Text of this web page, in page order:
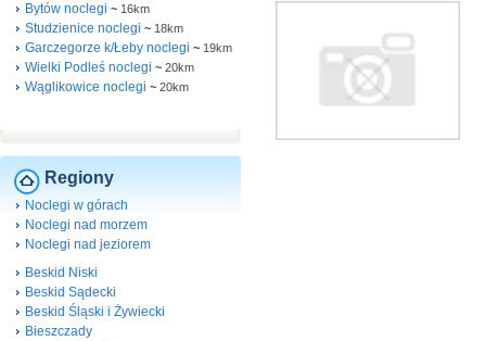
Bytów noclegi ~ 16km
Studzienice noclegi ~ 18km
Garczegorze k/Łeby noclegi ~ 19km
Wielki Podleś noclegi ~ 20km
Wąglikowice noclegi ~ 20km
Regiony
Noclegi w górach
Noclegi nad morzem
Noclegi nad jeziorem
Beskid Niski
Beskid Sądecki
Beskid Śląski i Żywiecki
Bieszczady